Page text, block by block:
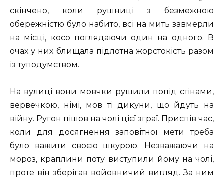
скінчено, коли рушниці з безмежною
обережністю було набито, всі на мить завмерли
на місці, косо поглядаючи один на одного. В
очах у них блищала підлотна жорстокість разом
із туподумством.
На вулиці вони мовчки рушили попід стінами,
вервечкою, німі, мов ті дикуни, що йдуть на
війну. Ругон пішов на чолі цієї зграї. Приспів час,
коли для досягнення заповітної мети треба
було важити своєю шкурою. Незважаючи на
мороз, краплини поту виступили йому на чолі,
проте він зберігав войовничий вигляд. За ним